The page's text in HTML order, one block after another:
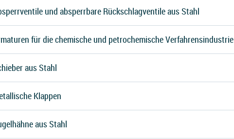
und absperrbare Rückschlagventile aus Stahl
für die chemische und petrochemische Verfahrensindustrie
aus Stahl
Klappen
aus Stahl